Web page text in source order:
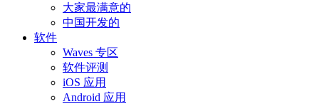
大家最满意的
中国开发的
软件
Waves 专区
软件评测
iOS 应用
Android 应用